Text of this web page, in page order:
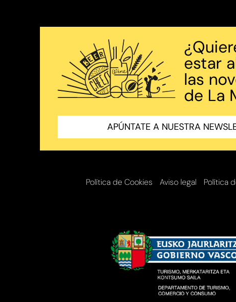
estar
las
de La
APÚNTATE A NUESTRA
Política
Aviso legal
Política de Cookies